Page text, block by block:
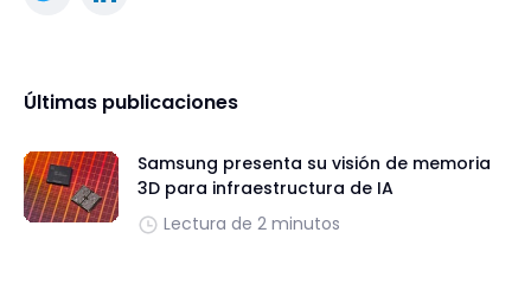
Últimas publicaciones
Samsung presenta su visión de memoria
3D para infraestructura de IA
Lectura de 2 minutos